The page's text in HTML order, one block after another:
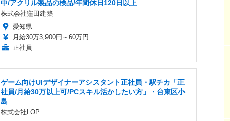
中/アクリル製品の検品/年間休日120日以上
株式会社窪田建築
愛知県
月給30万3,900円～60万円
正社員
ゲーム向けUIデザイナーアシスタント正社員・駅チカ「正
社員/月給30万以上可/PCスキル活かしたい方」・台東区小
島
株式会社LOP